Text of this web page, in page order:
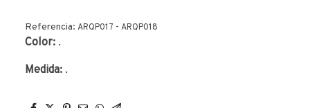
Referencia: ARQP017 - ARQP018
Color: .
Medida: .